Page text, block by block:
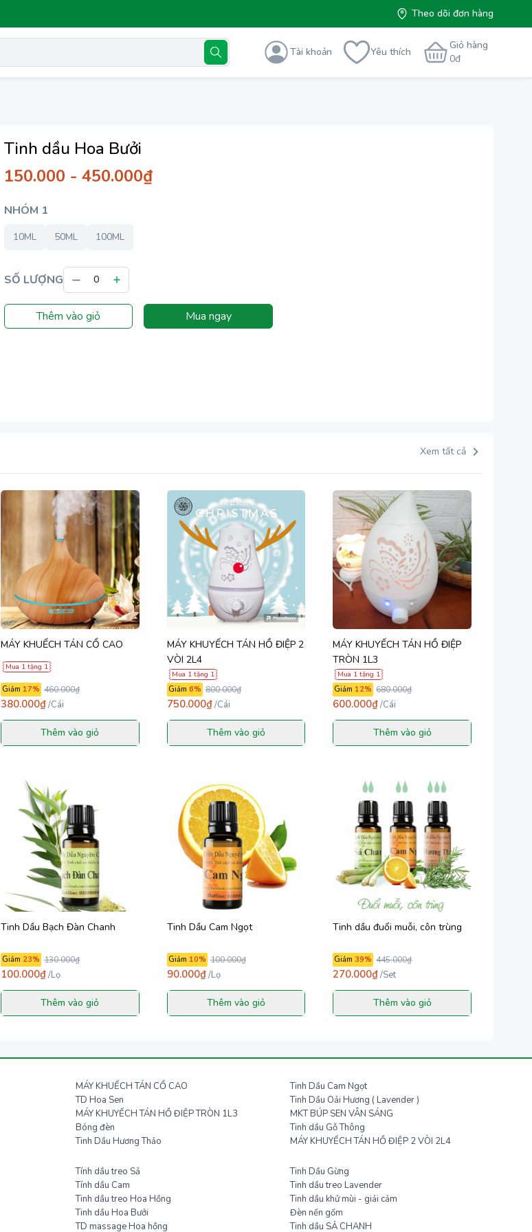
Theo dõi đơn hàng
Tài khoản Yêu thích
Giỏ hàng
0đ
Tinh dầu Hoa Bưởi
150.000 - 450.000₫
NHÓM 1
10ML 50ML 100ML
SỐ LƯỢNG
Thêm vào giỏ Mua ngay
Xem tất cả
MÁY KHUẾCH TÁN CỔ CAO
Mua 1 tặng 1
Giảm 17% 460.000₫
380.000₫/Cái
Thêm vào giỏ
MÁY KHUYẾCH TÁN HỒ ĐIỆP 2
VÒI 2L4
Mua 1 tặng 1
Giảm 6% 800.000₫
750.000₫/Cái
Thêm vào giỏ
MÁY KHUYẾCH TÁN HỒ ĐIỆP
TRÒN 1L3
Mua 1 tặng 1
Giảm 12% 680.000₫
600.000₫/Cái
Thêm vào giỏ
Tinh Dầu Bạch Đàn Chanh
Giảm 23% 130.000₫
100.000₫/Lọ
Thêm vào giỏ
Tinh Dầu Cam Ngọt
Giảm 10% 100.000₫
90.000₫/Lọ
Thêm vào giỏ
Tinh dầu đuổi muỗi, côn trùng
Giảm 39% 445.000₫
270.000₫/Set
Thêm vào giỏ
MÁY KHUẾCH TÁN CỔ CAO
Tinh Dầu Cam Ngọt
TD Hoa Sen
Tinh Dầu Oải Hương ( Lavender )
MÁY KHUYẾCH TÁN HỒ ĐIỆP TRÒN 1L3
MKT BÚP SEN VÂN SÁNG
Bóng đèn
Tinh dầu Gỗ Thông
Tinh Dầu Hương Thảo MÁY KHUYẾCH TÁN HỒ ĐIỆP 2 VÒI 2L4
Tính dầu treo Sả
Tinh Dầu Gừng
Tính dầu Cam
Tinh dầu treo Lavender
Tinh dầu treo Hoa Hồng
Tinh dầu khử mùi - giải cảm
Tinh dầu Hoa Bưởi
Đèn nến gốm
TD massage Hoa hồng Tinh dầu SẢ CHANH